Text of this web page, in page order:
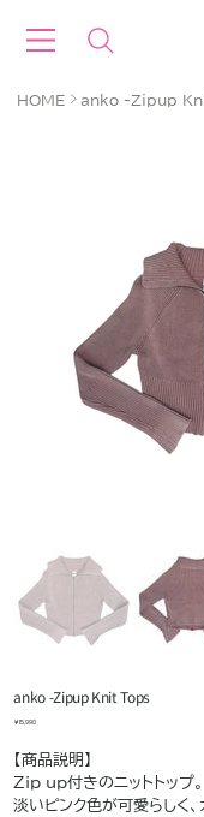
HOME > anko -Zipup
anko -Zipup Knit Tops
価
￥15,990
【商品説明】
Zip up付きのニットトップ。
淡いピンク色が可愛らしく